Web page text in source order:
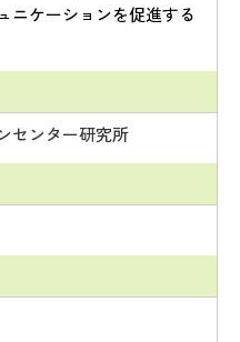
ニケーションを促進する
センター研究所